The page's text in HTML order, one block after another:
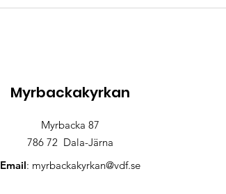
Myrbackakyrkan
Email: myrbackakyrkan@vdf.se
Myrbacka 87
786 72 Dala-Järna